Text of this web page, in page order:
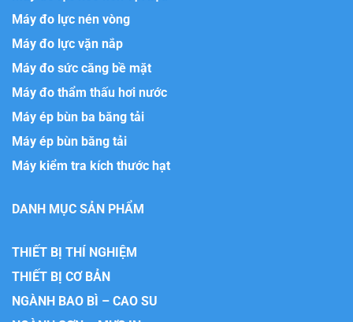
Máy đo lực nén vòng
Máy đo lực vặn nắp
Máy đo sức căng bề mặt
Máy đo thẩm thấu hơi nước
Máy ép bùn ba băng tải
Máy ép bùn băng tải
Máy kiểm tra kích thước hạt
DANH MỤC SẢN PHẨM
THIẾT BỊ THÍ NGHIỆM
THIẾT BỊ CƠ BẢN
NGÀNH BAO BÌ – CAO SU